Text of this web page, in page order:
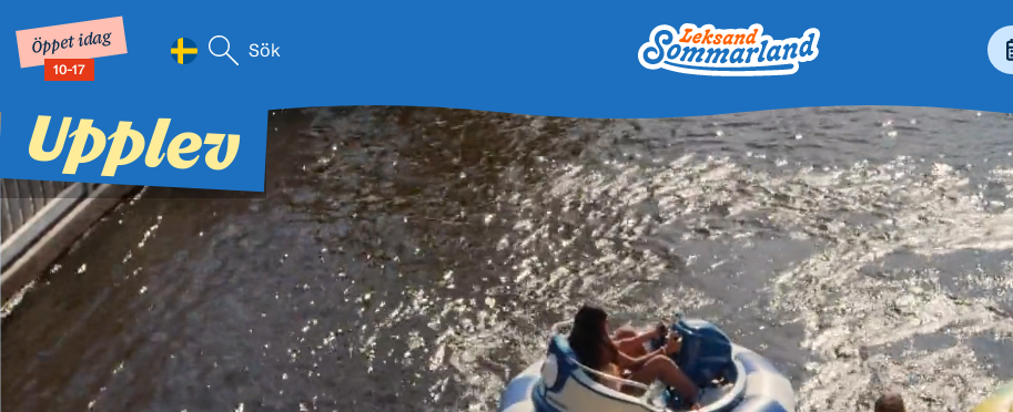
Öppet idag
10-17
Leksand Sommarland
Upplev